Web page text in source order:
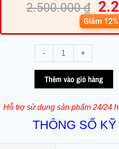
2.500.000₫ gốc
là:
Giảm 12%
-
Optiplex
3050
MT
G4560
/
+
Thêm vào giỏ hàng
Hỗ trợ sử dụng sản phẩm 24/24
THÔNG SỐ